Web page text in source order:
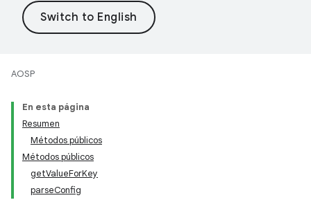
AOSP
En esta página
Resumen
Métodos públicos
Métodos públicos
getValueForKey
parseConfig